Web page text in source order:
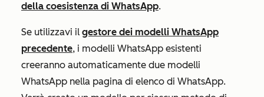
della coesistenza di WhatsApp.
Se utilizzavi il gestore dei modelli WhatsApp
precedente, i modelli WhatsApp esistenti
creeranno automaticamente due modelli
WhatsApp nella pagina di elenco di WhatsApp.